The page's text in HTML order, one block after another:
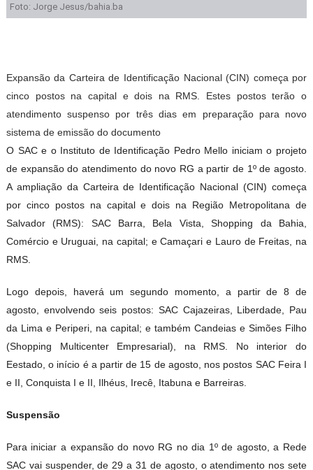
Foto: Jorge Jesus/bahia.ba
Expansão da Carteira de Identificação Nacional (CIN) começa por
cinco postos na capital e dois na RMS. Estes postos terão o
atendimento suspenso por três dias em preparação para novo
sistema de emissão do documento
O SAC e o Instituto de Identificação Pedro Mello iniciam o projeto
de expansão do atendimento do novo RG a partir de 1º de agosto.
A ampliação da Carteira de Identificação Nacional (CIN) começa
por cinco postos na capital e dois na Região Metropolitana de
Salvador (RMS): SAC Barra, Bela Vista, Shopping da Bahia,
Comércio e Uruguai, na capital; e Camaçari e Lauro de Freitas, na
RMS.
Logo depois, haverá um segundo momento, a partir de 8 de
agosto, envolvendo seis postos: SAC Cajazeiras, Liberdade, Pau
da Lima e Periperi, na capital; e também Candeias e Simões Filho
(Shopping Multicenter Empresarial), na RMS. No interior do
Eestado, o início é a partir de 15 de agosto, nos postos SAC Feira I
e II, Conquista I e II, Ilhéus, Irecê, Itabuna e Barreiras.
Suspensão
Para iniciar a expansão do novo RG no dia 1º de agosto, a Rede
SAC vai suspender, de 29 a 31 de agosto, o atendimento nos sete